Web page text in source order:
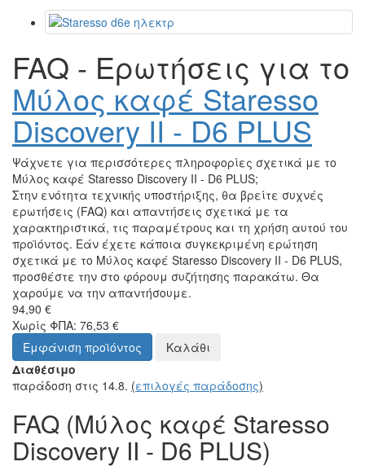
FAQ - Ερωτήσεις για το
Μύλος καφέ Staresso
Discovery II - D6 PLUS
Ψάχνετε για περισσότερες πληροφορίες σχετικά με το
Μύλος καφέ Staresso Discovery II - D6 PLUS;
Στην ενότητα τεχνικής υποστήριξης, θα βρείτε συχνές
ερωτήσεις (FAQ) και απαντήσεις σχετικά με τα
χαρακτηριστικά, τις παραμέτρους και τη χρήση αυτού του
προϊόντος. Εάν έχετε κάποια συγκεκριμένη ερώτηση
σχετικά με το Μύλος καφέ Staresso Discovery II - D6 PLUS,
προσθέστε την στο φόρουμ συζήτησης παρακάτω. Θα
χαρούμε να την απαντήσουμε.
94,90 €
Χωρίς ΦΠΑ: 76,53 €
Εμφάνιση προϊόντος
Καλάθι
Διαθέσιμο
παράδοση στις 14.8. (επιλογές παράδοσης)
FAQ (Μύλος καφέ Staresso
Discovery II - D6 PLUS)